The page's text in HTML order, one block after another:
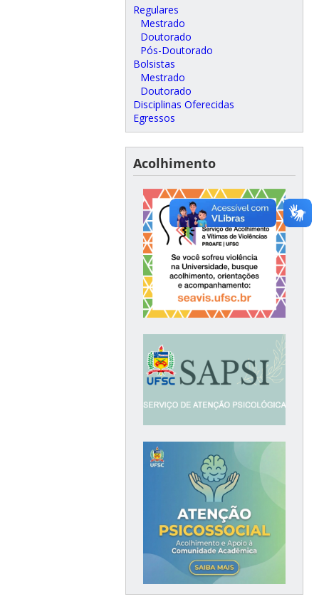
Regulares
Mestrado
Doutorado
Pós-Doutorado
Bolsistas
Mestrado
Doutorado
Disciplinas Oferecidas
Egressos
Acolhimento